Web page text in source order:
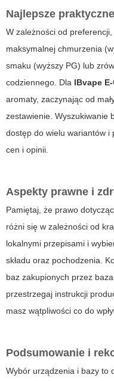
Najlepsze
W zależności od
maksymalnej chmurzenia
smaku (wyższy PG) lub
codziennego. Dla IBvape
aromaty, zaczynając od
zestawienie. Wyszukiwanie
dostęp do wielu wariantów
cen i opinii.
Aspekty prawne i
Pamiętaj, że prawo
różni się w zależności od
lokalnymi przepisami i
składu oraz pochodzenia.
baz zakupionych przez
przestrzegaj instrukcji
masz wątpliwości co do
Podsumowanie i
Wybór urządzenia i bazy to